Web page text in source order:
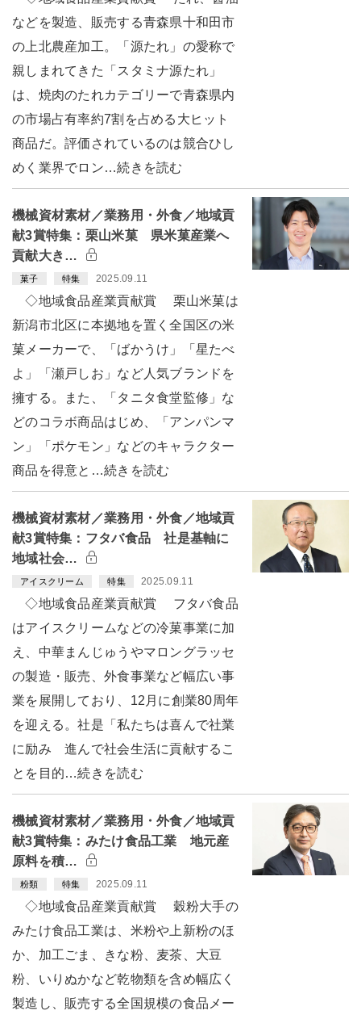
などを製造、販売する青森県十和田市
の上北農産加工。「源たれ」の愛称で
親しまれてきた「スタミナ源たれ」
は、焼肉のたれカテゴリーで青森県内
の市場占有率約7割を占める大ヒット
商品だ。評価されているのは競合ひし
めく業界でロン…続きを読む
機械資材素材／業務用・外食／地域貢
献3賞特集：栗山米菓 県米菓産業へ
貢献大き…
菓子 特集 2025.09.11
◇地域食品産業貢献賞 栗山米菓は
新潟市北区に本拠地を置く全国区の米
菓メーカーで、「ばかうけ」「星たべ
よ」「瀬戸しお」など人気ブランドを
擁する。また、「タニタ食堂監修」な
どのコラボ商品はじめ、「アンパンマ
ン」「ポケモン」などのキャラクター
商品を得意と…続きを読む
機械資材素材／業務用・外食／地域貢
献3賞特集：フタバ食品 社是基軸に
地域社会…
アイスクリーム 特集 2025.09.11
◇地域食品産業貢献賞 フタバ食品
はアイスクリームなどの冷菓事業に加
え、中華まんじゅうやマロングラッセ
の製造・販売、外食事業など幅広い事
業を展開しており、12月に創業80周年
を迎える。社是「私たちは喜んで社業
に励み 進んで社会生活に貢献するこ
とを目的…続きを読む
機械資材素材／業務用・外食／地域貢
献3賞特集：みたけ食品工業 地元産
原料を積…
粉類 特集 2025.09.11
◇地域食品産業貢献賞 穀粉大手の
みたけ食品工業は、米粉や上新粉のほ
か、加工ごま、きな粉、麦茶、大豆
粉、いりぬかなど乾物類を含め幅広く
製造し、販売する全国規模の食品メー